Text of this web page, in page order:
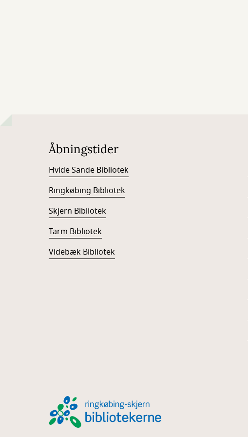
Åbningstider
Hvide Sande Bibliotek
Ringkøbing Bibliotek
Skjern Bibliotek
Tarm Bibliotek
Videbæk Bibliotek